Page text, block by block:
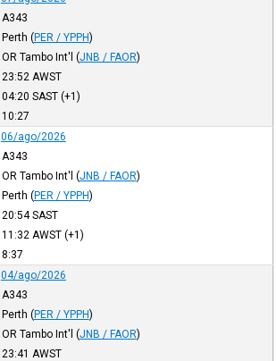
A343
Perth (PER / YPPH)
OR Tambo Int'l (JNB / FAOR)
23:52 AWST
04:20 SAST(+1)
10:27
06/ago/2026
A343
OR Tambo Int'l (JNB / FAOR)
Perth (PER / YPPH)
20:54SAST
11:32 AWST(+1)
8:37
04/ago/2026
A343
Perth (PER / YPPH)
OR Tambo Int'l (JNB / FAOR)
23:41 AWST